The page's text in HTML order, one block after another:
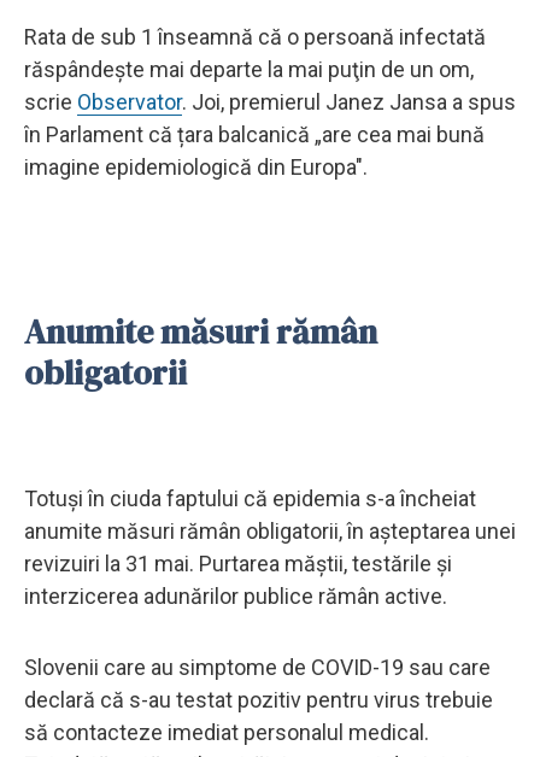
Rata de sub 1 înseamnă că o persoană infectată
răspândeşte mai departe la mai puţin de un om,
scrie Observator. Joi, premierul Janez Jansa a spus
în Parlament că țara balcanică „are cea mai bună
imagine epidemiologică din Europa".
Anumite măsuri rămân
obligatorii
Totuşi în ciuda faptului că epidemia s-a încheiat
anumite măsuri rămân obligatorii, în așteptarea unei
revizuiri la 31 mai. Purtarea măştii, testările şi
interzicerea adunărilor publice rămân active.
Slovenii care au simptome de COVID-19 sau care
declară că s-au testat pozitiv pentru virus trebuie
să contacteze imediat personalul medical.